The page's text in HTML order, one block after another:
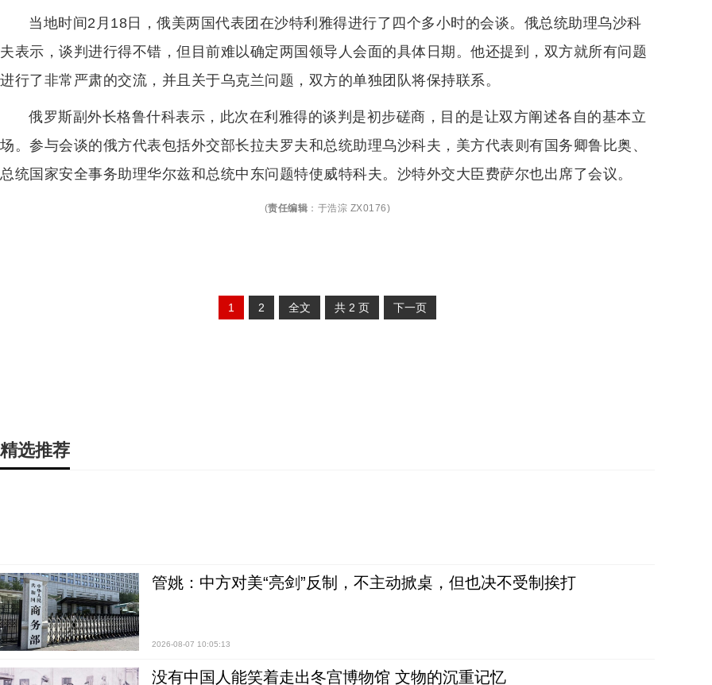
当地时间2月18日，俄美两国代表团在沙特利雅得进行了四个多小时的会谈。俄总统助理乌沙科
夫表示，谈判进行得不错，但目前难以确定两国领导人会面的具体日期。他还提到，双方就所有问题
进行了非常严肃的交流，并且关于乌克兰问题，双方的单独团队将保持联系。
俄罗斯副外长格鲁什科表示，此次在利雅得的谈判是初步磋商，目的是让双方阐述各自的基本立
场。参与会谈的俄方代表包括外交部长拉夫罗夫和总统助理乌沙科夫，美方代表则有国务卿鲁比奥、
总统国家安全事务助理华尔兹和总统中东问题特使威特科夫。沙特外交大臣费萨尔也出席了会议。
(责任编辑 ： 于浩淙 ZX0176)
1 2 全文 共 2 页 下一页
精选推荐
管姚：中方对美“亮剑”反制，不主动掀桌，但也决不受制挨打
2026-08-07 10:05:13
没有中国人能笑着走出冬宫博物馆 文物的沉重记忆